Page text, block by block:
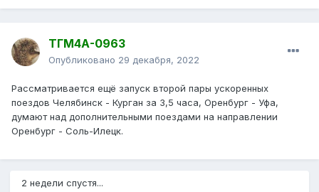
ТГМ4А-0963
Опубликовано 29 декабря, 2022
Рассматривается ещё запуск второй пары ускоренных
поездов Челябинск - Курган за 3,5 часа, Оренбург - Уфа,
думают над дополнительными поездами на направлении
Оренбург - Соль-Илецк.
2 недели спустя...